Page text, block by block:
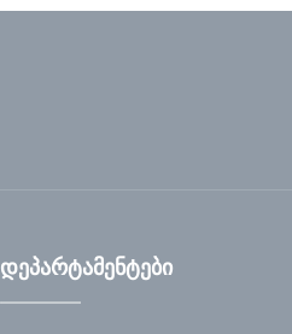
დეპარტამენტები